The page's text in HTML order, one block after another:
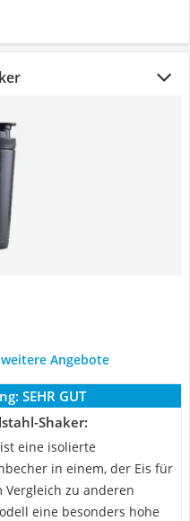
Angebote
SEHR GUT
Shaker:
eine isolierte
in einem, der Eis für
zu anderen
eine besonders hohe